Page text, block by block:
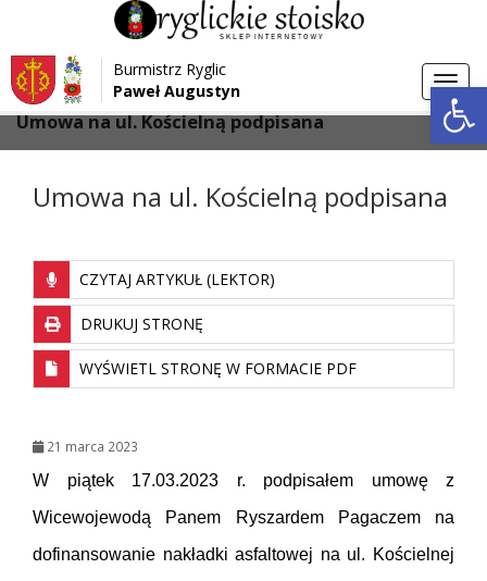
Przejdź do menu
Przejdź do głównej treści strony
Przejdź do stopki strony
Burmistrz Ryglic
Paweł Augustyn
Strona główna > Aktualności
Umowa na ul. Kościelną podpisana
Umowa na ul. Kościelną podpisana
CZYTAJ ARTYKUŁ (LEKTOR)
DRUKUJ STRONĘ
WYŚWIETL STRONĘ W FORMACIE PDF
21 marca 2023
W piątek 17.03.2023 r. podpisałem umowę z
Wicewojewodą Panem Ryszardem Pagaczem na
dofinansowanie nakładki asfaltowej na ul. Kościelnej